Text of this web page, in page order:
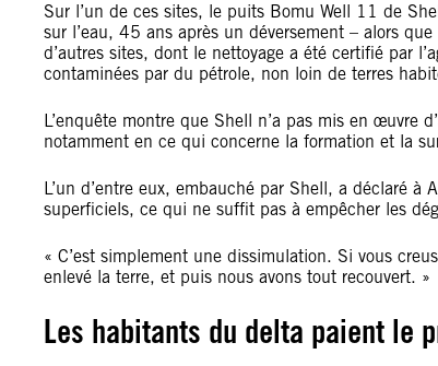
Sur l’un de ces sites, le puits Bomu Well 11 de
sur l’eau, 45 ans après un déversement – alors que
d’autres sites, dont le nettoyage a été certifié par l’
contaminées par du pétrole, non loin de terres
L’enquête montre que Shell n’a pas mis en œuvre d’
notamment en ce qui concerne la formation et la
L’un d’entre eux, embauché par Shell, a déclaré à
superficiels, ce qui ne suffit pas à empêcher les
« C’est simplement une dissimulation. Si vous
enlevé la terre, et puis nous avons tout recouvert. »
Les habitants du delta paient le